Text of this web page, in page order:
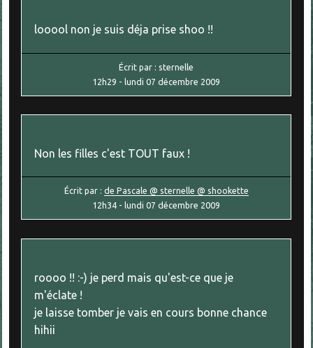
looool non je suis déja prise shoo !!
Écrit par : sternelle
12h29 -lundi 07 décembre 2009
Non les filles c'est TOUT faux !
Écrit par : de Pascale @ sternelle @ shookette
12h34 - lundi 07 décembre 2009
roooo !! :-) je perd mais qu'est-ce que je
m'éclate !
je laisse tomber je vais en cours bonne chance
hihii